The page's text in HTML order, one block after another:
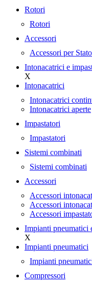
Rotori
Rotori
Accessori
Accessori per
Intonacatrici e
X
Intonacatrici
Intonacatrici
Intonacatrici aperte
Impastatori
Impastatori
Sistemi combinati
Sistemi combinati
Accessori
Accessori
Accessori
Accessori
Impianti pneumatici
X
Impianti pneumatici
Impianti
Compressori